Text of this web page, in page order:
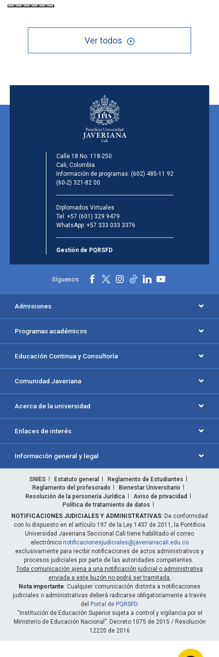
Ver todos
Calle 18 No. 118-250
Cali, Colombia.
Información de programas: (602) 485-11 92
(60-2) 321-82 00
Diplomados Virtuales
Tel: +57 (601) 329 9479
WhatsApp: +57 333 033 3376
Gestión de PQRSFD
Síguenos
Admisiones
Programas académicos
Educación Continua y Consultoría
Comunidad Javeriana
Acerca de la universidad
Enlaces de interés
Información general y legal
SNIES Estatuto general
Reglamento de Estudiantes
Reglamento del profesorado
Bienestar Universitario
Resolución de la personería Jurídica
Aviso de privacidad
Política de tratamiento de datos
NOTIFICACIONES JUDICIALES Y ADMINISTRATIVAS: De conformidad
con lo dispuesto en el artículo 197 de la Ley 1437 de 2011, la Pontificia
Universidad Javeriana Seccional Cali tiene habilitado el correo
electrónico notificacionesjudiciales@javerianacali.edu.co
exclusivamente para recibir notificaciones de actos administrativos y
procesos judiciales por parte de las autoridades competentes.
Toda comunicación ajena a una notificación judicial o administrativa
enviada a este buzón no podrá ser tramitada.
Nota importante: Cualquier comunicación distinta a notificaciones
judiciales o administrativas deberá radicarse obligatoriamente a través
del Portal de PQRSFD.
“Institución de Educación Superior sujeta a control y vigilancia por el
Ministerio de Educación Nacional”. Decreto 1075 de 2015 / Resolución
12220 de 2016